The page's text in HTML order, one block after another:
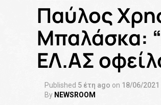
Παύλος
Μπαλάσκα:
ΕΛ.ΑΣ
Published 5 έτη ago on 18/06/2021
By NEWSROOM